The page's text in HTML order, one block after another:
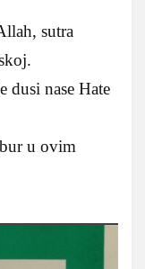
sutra
dusi nase Hate
u ovim